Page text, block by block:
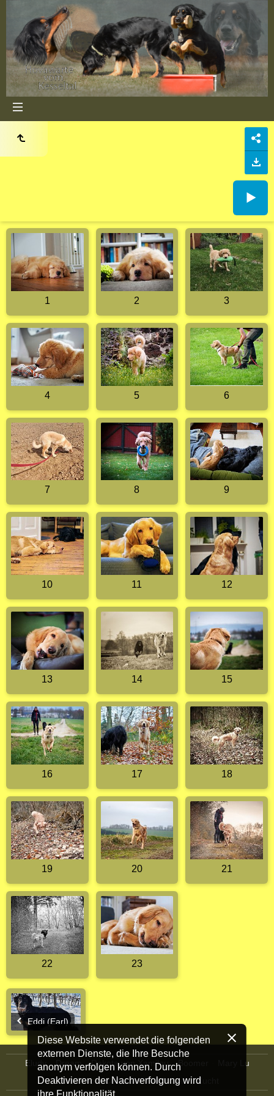
1 2 3
4 5 6
7 8 9
10 11 12
13 14 15
16 17 18
19 20 21
22 23
Eddi (Earl)
Eludy Dream Dakota von Xamilou Boomer
Mary Lu
Bandit vom Centwald
Allgemein Zucht
Diese Website verwendet die folgenden
externen Dienste, die Ihre Besuche
anonym verfolgen können. Durch
Deaktivieren der Nachverfolgung wird
ihre Funktionalität